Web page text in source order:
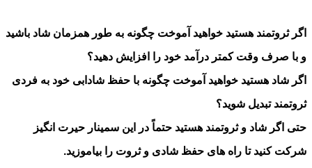
اگر ثروتمند هستید خواهید آموخت چگونه به طور همزمان شاد باشید
و با صرف وقت کمتر درآمد خود را افزایش دهید؟
اگر شاد هستید خواهید آموخت چگونه با حفظ شادابی خود به فردی
ثروتمند تبدیل شوید؟
حتی اگر شاد و ثروتمند هستید حتماً در این سمینار حیرت انگیز
شرکت کنید تا راه های حفظ شادی و ثروت را بیاموزید.